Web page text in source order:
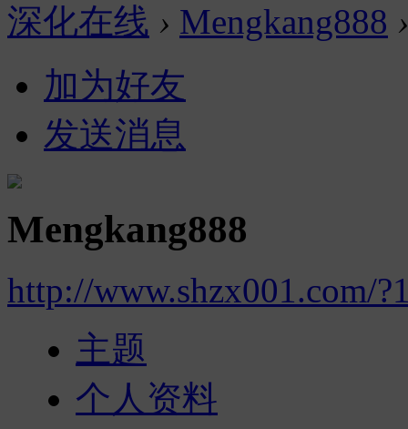
深化在线 › Mengkang888 ›
加为好友
发送消息
Mengkang888
http://www.shzx001.com/
主题
个人资料